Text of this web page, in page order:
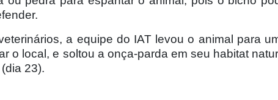
a equipe do IAT levou o animal para
o local, e soltou a onça-parda em seu habitat
23).